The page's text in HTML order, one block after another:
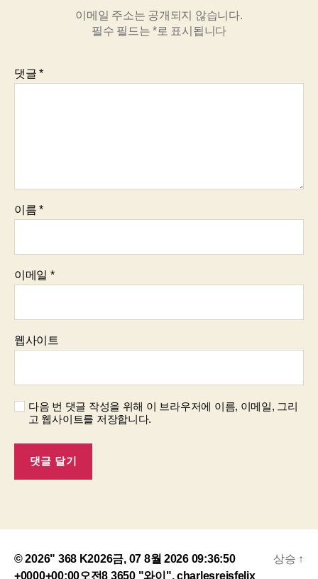
이메일 주소는 공개되지 않습니다.
필수 필드는*로 표시됩니다
댓글*
이름*
이메일 *
웹사이트
다음 번 댓글 작성을 위해 이 브라우저에 이름, 이메일, 그리
고 웹사이트를 저장합니다.
© 2026" 368 K2026금, 07 8월 2026 09:36:50
+0000+00:00오전8 3650 "와이".charlesreisfelix
상승 ↑